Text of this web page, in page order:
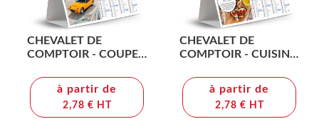
CHEVALET DE
COMPTOIR - COUPES
à partir de
2,78 € HT
CHEVALET DE
COMPTOIR - CUISINE
QUADRI
à partir de
2,78 € HT